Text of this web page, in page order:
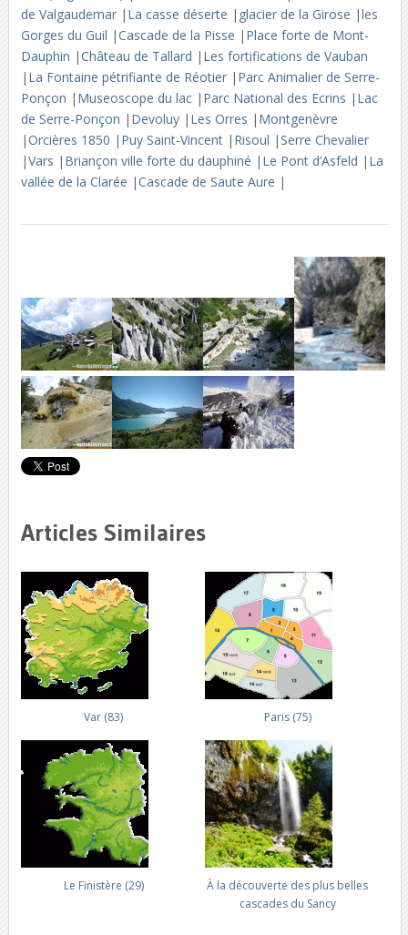
de Valgaudemar | La casse déserte | glacier de la Girose |les
Gorges du Guil |Cascade de la Pisse | Place forte de Mont-
Dauphin |Château de Tallard | Les fortifications de Vauban
| La Fontaine pétrifiante de Réotier | Parc Animalier de Serre-
Ponçon | Museoscope du lac | Parc National des Ecrins | Lac
de Serre-Ponçon | Devoluy | Les Orres | Montgenèvre
|Orcières 1850 | Puy Saint-Vincent | Risoul |Serre Chevalier
|Vars | Briançon ville forte du dauphiné | Le Pont d’Asfeld | La
vallée de la Clarée |Cascade de Saute Aure |
Articles Similaires
Var (83) Paris (75)
Le Finistère (29)
À la découverte des plus belles
cascades du Sancy